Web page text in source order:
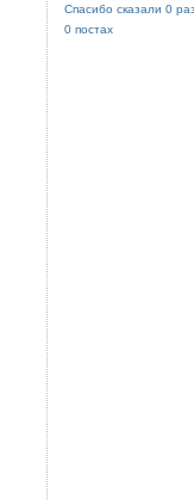
Спасибо сказали 0
0 постах